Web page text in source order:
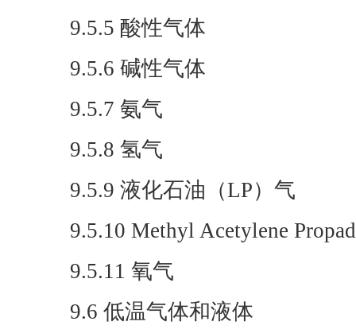
9.5.5 酸性气体
9.5.6 碱性气体
9.5.7 氨气
9.5.8 氢气
9.5.9 液化石油（LP）气
9.5.10 Methyl Acetylene
9.5.11 氧气
9.6 低温气体和液体